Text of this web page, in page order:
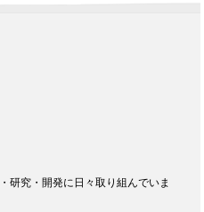
研究・開発に日々取り組んでいま